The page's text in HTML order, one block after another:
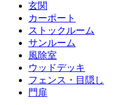
玄関
カーポート
ストックルーム
サンルーム
風除室
ウッドデッキ
フェンス・目隠し
門扉